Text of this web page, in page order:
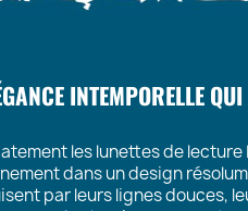
INTEMPORELLE
les lunettes de lecture
dans un design
par leurs lignes douces,